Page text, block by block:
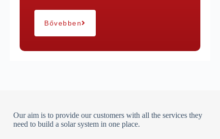
Bővebben
Our aim is to provide our customers with all the services they
need to build a solar system in one place.